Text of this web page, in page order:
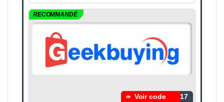
RECOMMANDÉ
Voir code S17